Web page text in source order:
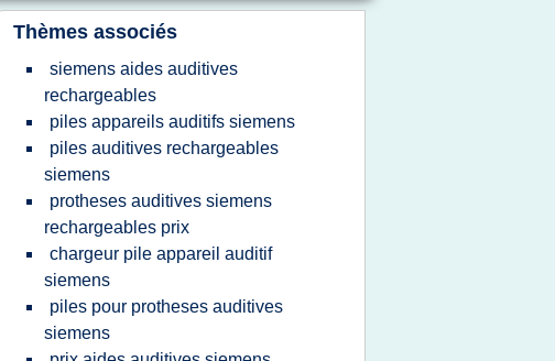
Thèmes associés
siemens aides auditives
rechargeables
piles appareils auditifs siemens
piles auditives rechargeables
siemens
protheses auditives siemens
rechargeables prix
chargeur pile appareil auditif
siemens
piles pour protheses auditives
siemens